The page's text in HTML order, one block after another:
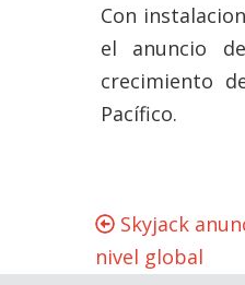
Con
el anuncio
crecimiento
Pacífico.
Skyjack
nivel global